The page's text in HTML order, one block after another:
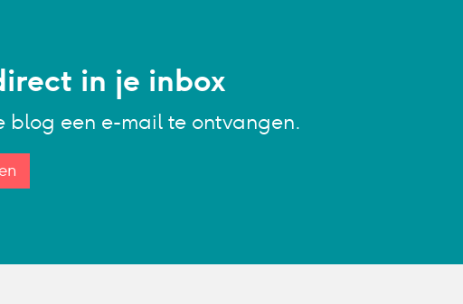
in je inbox
blog een e-mail te ontvangen.